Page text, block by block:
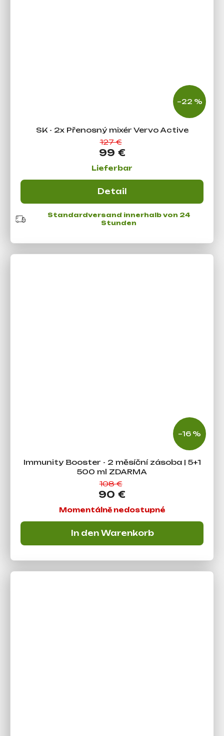
–22 %
SK - 2x Přenosný mixér Vervo Active
127 €
99 €
Lieferbar
Detail
Standardversand innerhalb von 24
Stunden
–16 %
Immunity Booster - 2 měsíční zásoba | 5+1
500 ml ZDARMA
108 €
90 €
Momentálně nedostupné
In den Warenkorb